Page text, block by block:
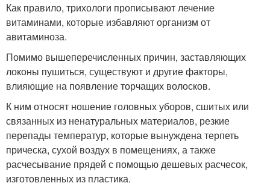
Как правило, трихологи прописывают лечение
витаминами, которые избавляют организм от
авитаминоза.
Помимо вышеперечисленных причин, заставляющих
локоны пушиться, существуют и другие факторы,
влияющие на появление торчащих волосков.
К ним относят ношение головных уборов, сшитых или
связанных из ненатуральных материалов, резкие
перепады температур, которые вынуждена терпеть
прическа, сухой воздух в помещениях, а также
расчесывание прядей с помощью дешевых расчесок,
изготовленных из пластика.